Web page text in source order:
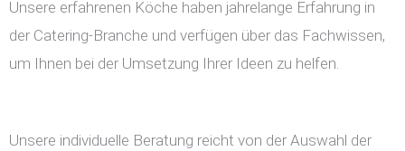
Unsere erfahrenen Köche haben jahrelange Erfahrung in
der Catering-Branche und verfügen über das Fachwissen,
um Ihnen bei der Umsetzung Ihrer Ideen zu helfen.
Unsere individuelle Beratung reicht von der Auswahl der